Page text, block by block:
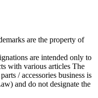
are the property of
are intended only to
with various articles The
/ accessories business is
and do not designate the